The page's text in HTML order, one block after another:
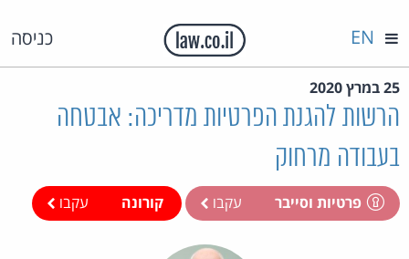
כניסה EN
25 במרץ 2020
הרשות להגנת הפרטיות מדריכה: אבטחה
בעבודה מרחוק
פרטיות וסייבר עקבו קורונה עקבו